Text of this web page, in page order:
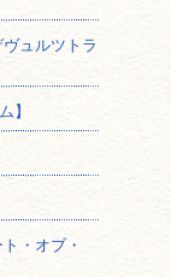
ヴュルツトラ
】
・オブ・